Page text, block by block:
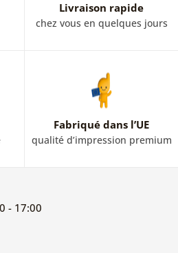
Livraison rapide
chez vous en quelques jours
Fabriqué dans l’UE
qualité d’impression premium
- 17:00